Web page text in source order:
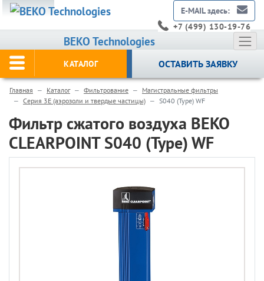
BEKO Technologies
E-MAIL здесь:
+7 (499) 130-19-76
КАТАЛОГ ОСТАВИТЬ ЗАЯВКУ
Главная Каталог Фильтрование
Магистральные фильтры
Серия 3E (аэрозоли и твердые частицы)
S040 (Type) WF
Фильтр сжатого воздуха BEKO
CLEARPOINT S040 (Type) WF